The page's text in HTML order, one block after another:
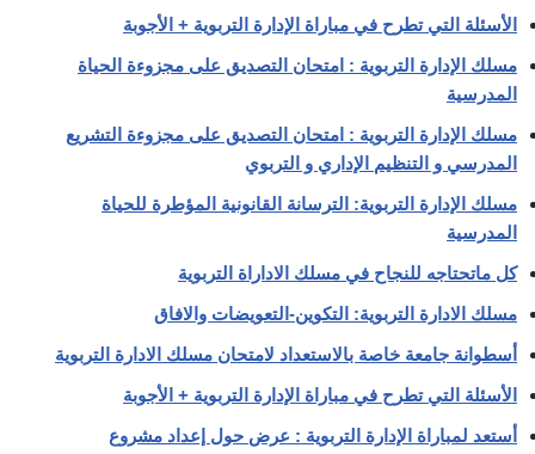
الأسئلة التي تطرح في مباراة الإدارة التربوية + الأجوبة
مسلك الإدارة التربوية : امتحان التصديق على مجزوءة الحياة
المدرسية
مسلك الإدارة التربوية : امتحان التصديق على مجزوءة التشريع
المدرسي و التنظيم الإداري و التربوي
مسلك الإدارة التربوية: الترسانة القانونية المؤطرة للحياة
المدرسية
كل ماتحتاجه للنجاح في مسلك الاداراة التربوية
مسلك الادارة التربوية: التكوين-التعويضات والافاق
أسطوانة جامعة خاصة بالاستعداد لامتحان مسلك الادارة التربوية
الأسئلة التي تطرح في مباراة الإدارة التربوية + الأجوبة
أستعد لمباراة الإدارة التربوية : عرض حول إعداد مشروع